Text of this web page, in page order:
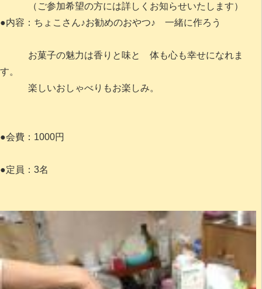
（ご参加希望の方には詳しくお知らせいたします）
●内容：ちょこさん♪お勧めのおやつ♪ 一緒に作ろう
お菓子の魅力は香りと味と 体も心も幸せになれま
す。
楽しいおしゃべりもお楽しみ。
●会費：1000円
●定員：3名